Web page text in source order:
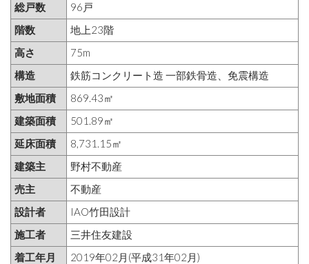
総戸数
96戸
階数
地上23階
高さ
75m
構造
鉄筋コンクリート造 一部鉄骨造、免震構造
敷地面積
869.43㎡
建築面積
501.89㎡
延床面積
8,731.15㎡
建築主
野村不動産
売主
不動産
設計者
IAO竹田設計
施工者
三井住友建設
着工年月
2019年02月(平成31年02月)